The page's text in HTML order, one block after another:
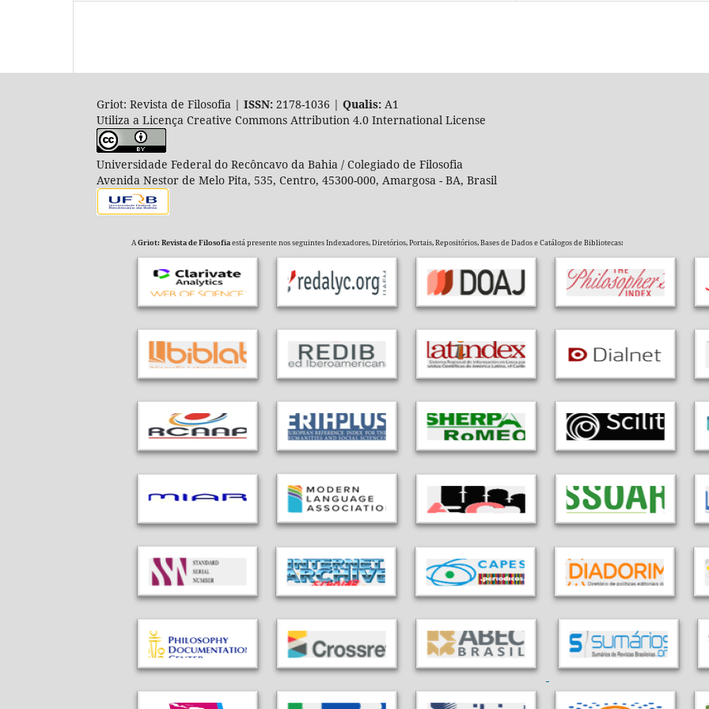
Griot: Revista de Filosofia | ISSN: 2178-1036 | Qualis:
Utiliza a Licença Creative Commons Attribution 4.0 International License
Universidade Federal do Recôncavo da Bahia / Colegiado de Filosofia
Avenida Nestor de Melo Pita, 535, Centro, 45300-000, Amargosa - BA, Brasil
AGriot: Revista de Filosofiaestá presente nos seguintes Indexadores, Diretórios, Portais, Repositórios, Bases de Dados e Catálogos de Bibliotecas: